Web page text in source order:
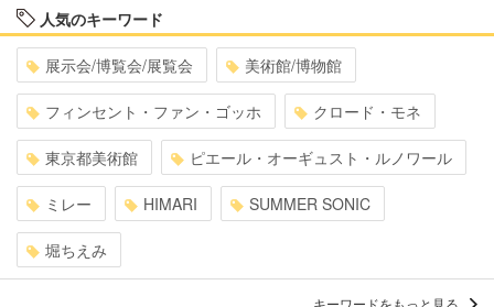
人気のキーワード
展示会/博覧会/展覧会 美術館/博物館
フィンセント・ファン・ゴッホ クロード・モネ
東京都美術館 ピエール・オーギュスト・ルノワール
ミレー HIMARI SUMMER SONIC
堀ちえみ
キーワードをもっと見る